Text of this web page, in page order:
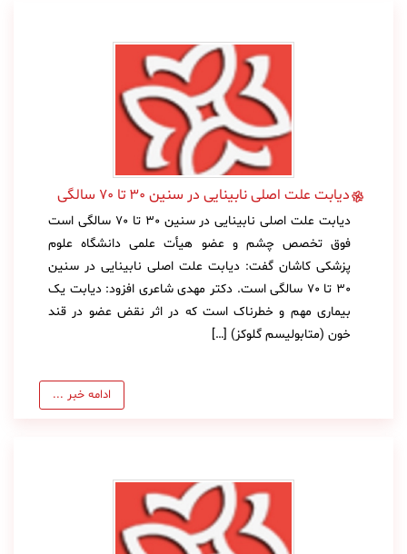
دیابت علت اصلی نابینایی در سنین 30 تا 70 سالگی
دیابت علت اصلی نابینایی در سنین 30 تا 70 سالگی است
فوق تخصص چشم و عضو هیأت علمی دانشگاه علوم
پزشکی کاشان گفت: دیابت علت اصلی نابینایی در سنین
30 تا 70 سالگی است. دکتر مهدی شاعری افزود: دیابت یک
بیماری مهم و خطرناک است که در اثر نقض عضو در قند
خون (متابولیسم گلوکز) […]
ادامه خبر ...